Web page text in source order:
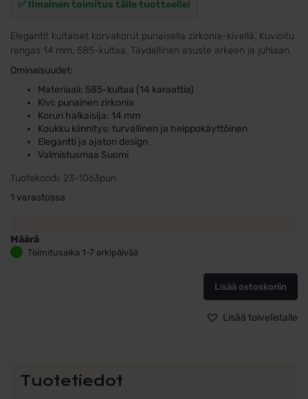
✅ Ilmainen toimitus tälle tuotteelle!
Elegantit kultaiset korvakorut punaisella zirkonia-kivellä. Kuvioitu
rengas 14 mm, 585-kultaa. Täydellinen asuste arkeen ja juhlaan.
Ominaisuudet:
Materiaali: 585-kultaa (14 karaattia)
Kivi: punainen zirkonia
Korun halkaisija: 14 mm
Koukku kiinnitys: turvallinen ja helppokäyttöinen
Elegantti ja ajaton design
Valmistusmaa Suomi
Tuotekoodi: 23-1063pun
1 varastossa
Määrä
KultaisetToimitusaika 1-7 arkipäivää
Lisää ostoskoriin
Lisää toivelistalle
Tuotetiedot